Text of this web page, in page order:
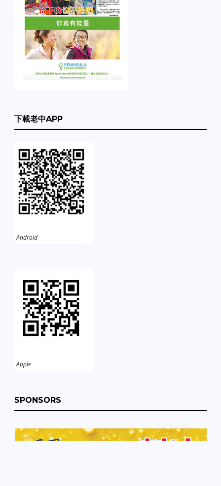
下載老中APP
Android
Apple
SPONSORS